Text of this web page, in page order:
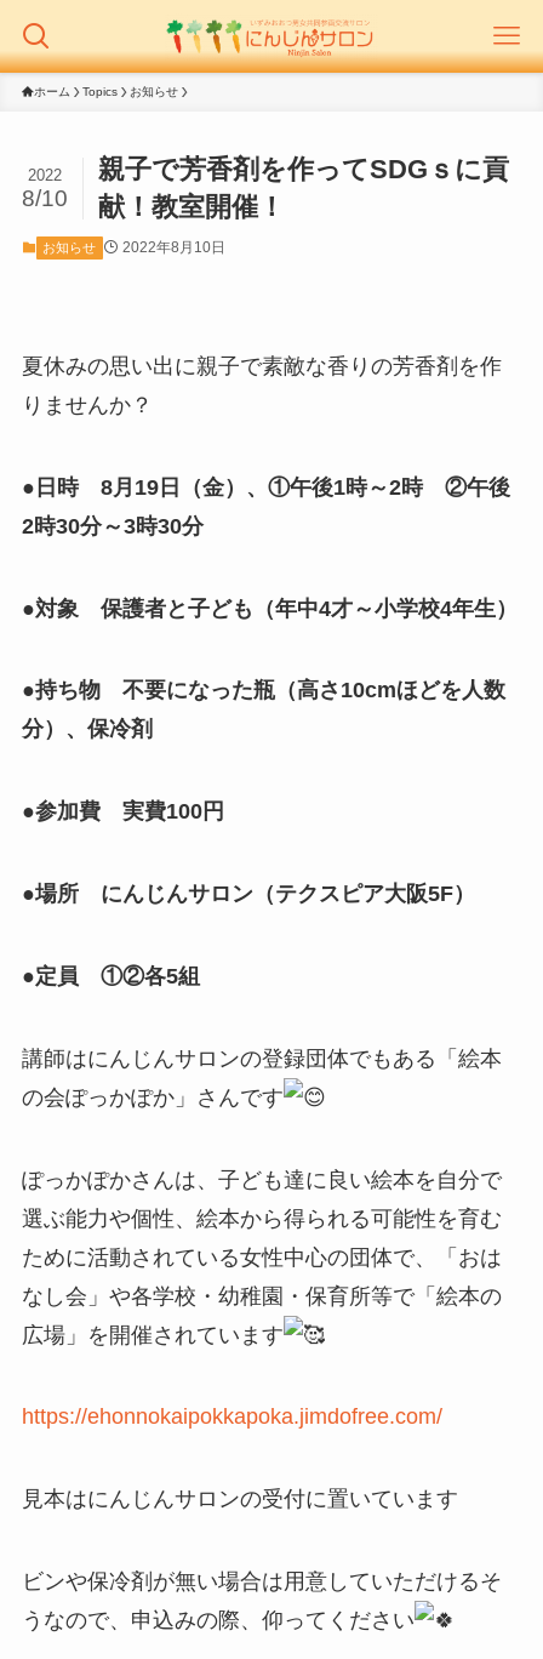
ホーム Topics お知らせ
親子で芳香剤を作ってSDGｓに貢
献！教室開催！
2022
8/10
お知らせ 2022年8月10日
夏休みの思い出に親子で素敵な香りの芳香剤を作
りませんか？
●日時 8月19日（金）、①午後1時～2時 ②午後
2時30分～3時30分
●対象 保護者と子ども（年中4才～小学校4年生）
●持ち物 不要になった瓶（高さ10cmほどを人数
分）、保冷剤
●参加費 実費100円
●場所 にんじんサロン（テクスピア大阪5F）
●定員 ①②各5組
講師はにんじんサロンの登録団体でもある「絵本
の会ぽっかぽか」さんです
ぽっかぽかさんは、子ども達に良い絵本を自分で
選ぶ能力や個性、絵本から得られる可能性を育む
ために活動されている女性中心の団体で、「おは
なし会」や各学校・幼稚園・保育所等で「絵本の
広場」を開催されています
https://ehonnokaipokkapoka.jimdofree.com/
見本はにんじんサロンの受付に置いています
ビンや保冷剤が無い場合は用意していただけるそ
うなので、申込みの際、仰ってください